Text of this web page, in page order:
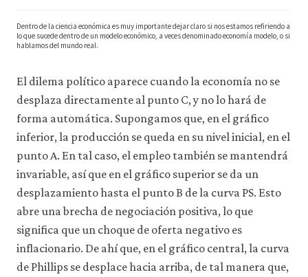
Dentro de la ciencia económica es muy importante dejar claro si nos estamos refiriendo a
lo que sucede dentro de un modelo económico, a veces denominado economía modelo, o si
hablamos del mundo real.
El dilema político aparece cuando la economía no se
desplaza directamente al punto C, y no lo hará de
forma automática. Supongamos que, en el gráfico
inferior, la producción se queda en su nivel inicial, en el
punto A. En tal caso, el empleo también se mantendrá
invariable, así que en el gráfico superior se da un
desplazamiento hasta el punto B de la curva PS. Esto
abre una brecha de negociación positiva, lo que
significa que un choque de oferta negativo es
inflacionario. De ahí que, en el gráfico central, la curva
de Phillips se desplace hacia arriba, de tal manera que,